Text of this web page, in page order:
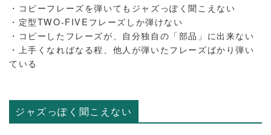
・コピーフレーズを弾いてもジャズっぽく聞こえない
・定型TWO-FIVEフレーズしか弾けない
・コピーしたフレーズが、自分独自の「部品」に出来ない
・上手くなればなる程、他人が弾いたフレーズばかり弾い
ている
ジャズっぽく聞こえない